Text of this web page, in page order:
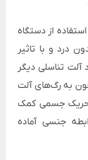
از دستگاه
درد و با تاثیر
آلت تناسلی دیگر
به رگ‌های آلت
تحریک جسمی کمک
جنسی آماده